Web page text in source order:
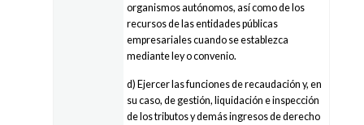
organismos autónomos, así como de los
recursos de las entidades públicas
empresariales cuando se establezca
mediante ley o convenio.
d) Ejercer las funciones de recaudación y, en
su caso, de gestión, liquidación e inspección
de los tributos y demás ingresos de derecho